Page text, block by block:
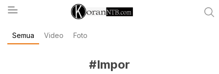
koranntb.com
Semua Video Foto
#Impor